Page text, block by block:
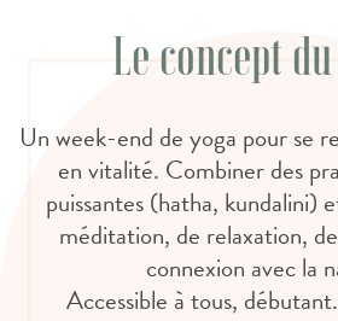
Le concept
Un week-end de yoga pour se
en vitalité. Combiner des
puissantes (hatha, kundalini)
méditation, de relaxation,
connexion avec la
Accessible à tous,